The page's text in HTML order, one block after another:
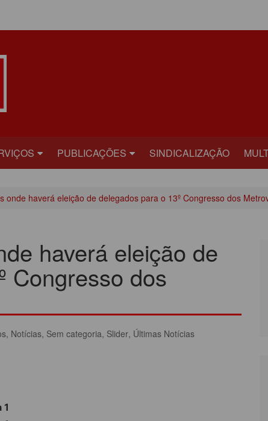
DE FÉRIAS
LAZER E
PUBLICAÇÕES
PLATAFORMA
INFORME PUBLICITÁRIO
PRESTANDO CONTAS
OUTRAS PUBLICAÇÕES
SINDICALIZAÇÃO
onde haverá eleição de delegados para o 13º Congresso dos
haverá eleição de
Congresso dos
, Notícias, Sem categoria, Slider, Últimas Notícias
1